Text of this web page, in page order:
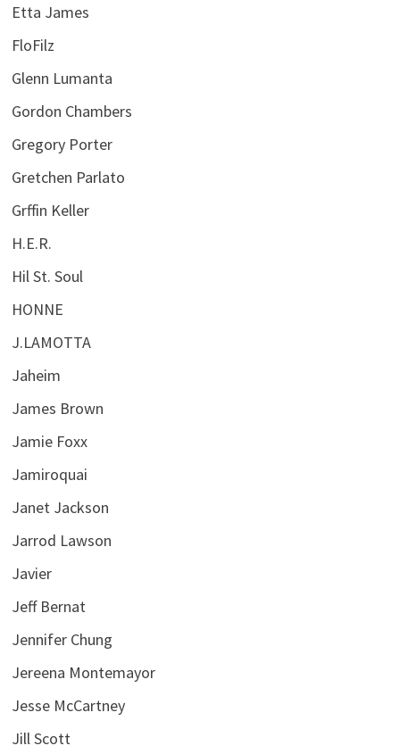
Etta James
FloFilz
Glenn Lumanta
Gordon Chambers
Gregory Porter
Gretchen Parlato
Grffin Keller
H.E.R.
Hil St. Soul
HONNE
J.LAMOTTA
Jaheim
James Brown
Jamie Foxx
Jamiroquai
Janet Jackson
Jarrod Lawson
Javier
Jeff Bernat
Jennifer Chung
Jereena Montemayor
Jesse McCartney
Jill Scott